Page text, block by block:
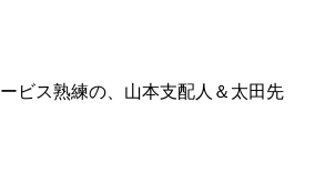
ビス熟練の、山本支配人＆太田先